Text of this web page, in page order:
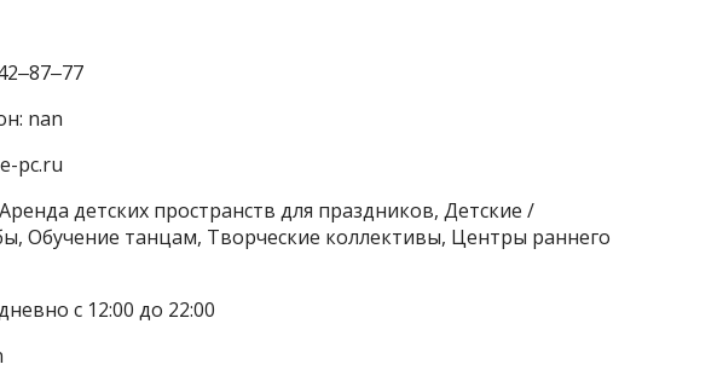
nan
pc.ru
детских пространств для праздников, Детские /
Обучение танцам, Творческие коллективы, Центры раннего
с 12:00 до 22:00